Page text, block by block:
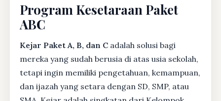
Program Kesetaraan Paket
ABC
Kejar Paket A, B, dan C adalah solusi bagi
mereka yang sudah berusia di atas usia sekolah,
tetapi ingin memiliki pengetahuan, kemampuan,
dan ijazah yang setara dengan SD, SMP, atau